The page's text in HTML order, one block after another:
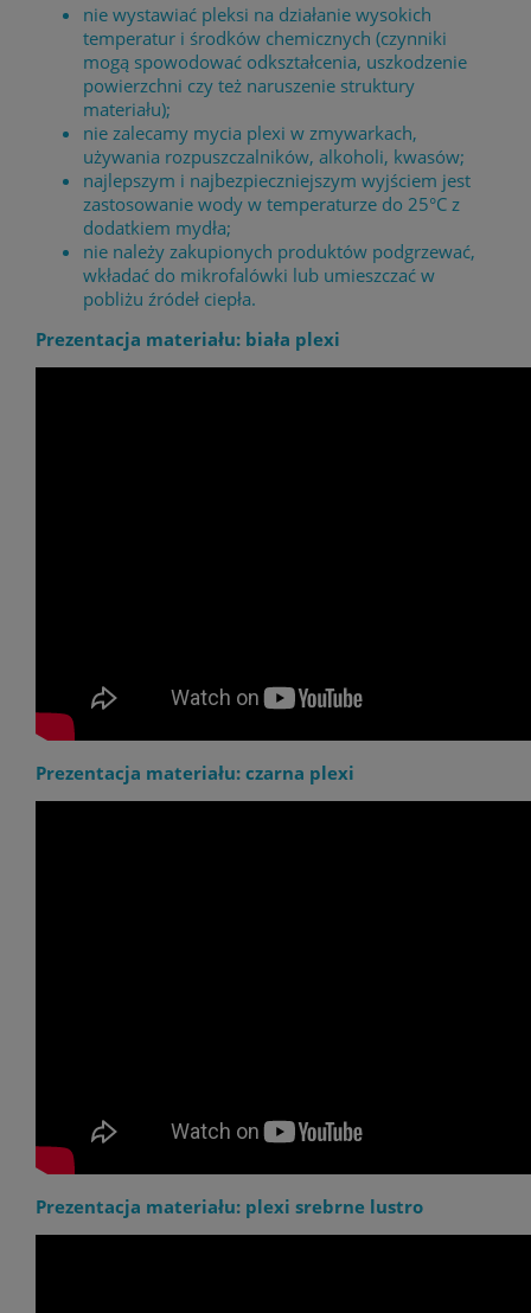
nie wystawiać pleksi na działanie wysokich
temperatur i środków chemicznych (czynniki
mogą spowodować odkształcenia, uszkodzenie
powierzchni czy też naruszenie struktury
materiału);
nie zalecamy mycia plexi w zmywarkach,
używania rozpuszczalników, alkoholi, kwasów;
najlepszym i najbezpieczniejszym wyjściem jest
zastosowanie wody w temperaturze do 25°C z
dodatkiem mydła;
nie należy zakupionych produktów podgrzewać,
wkładać do mikrofalówki lub umieszczać w
pobliżu źródeł ciepła.
Prezentacja materiału: biała plexi
Prezentacja materiału: czarna plexi
Prezentacja materiału: plexi srebrne lustro